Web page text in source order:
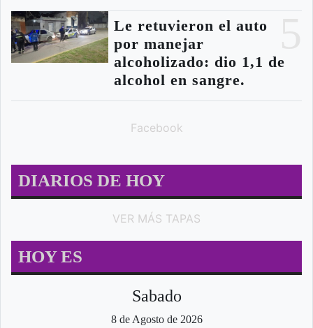
Le retuvieron el auto
por manejar
alcoholizado: dio 1,1 de
alcohol en sangre.
Facebook
DIARIOS DE HOY
VER MÁS TAPAS
HOY ES
Sabado
8 de Agosto de 2026